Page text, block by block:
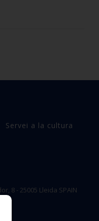
Servei a la cultura
8 - 25005 Lleida SPAIN